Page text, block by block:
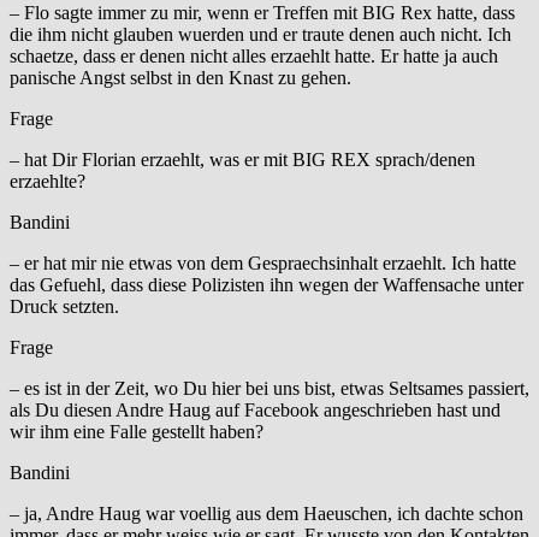
– Flo sagte immer zu mir, wenn er Treffen mit BIG Rex hatte, dass
die ihm nicht glauben wuerden und er traute denen auch nicht. Ich
schaetze, dass er denen nicht alles erzaehlt hatte. Er hatte ja auch
panische Angst selbst in den Knast zu gehen.
Frage
– hat Dir Florian erzaehlt, was er mit BIG REX sprach/denen
erzaehlte?
Bandini
– er hat mir nie etwas von dem Gespraechsinhalt erzaehlt. Ich hatte
das Gefuehl, dass diese Polizisten ihn wegen der Waffensache unter
Druck setzten.
Frage
– es ist in der Zeit, wo Du hier bei uns bist, etwas Seltsames passiert,
als Du diesen Andre Haug auf Facebook angeschrieben hast und
wir ihm eine Falle gestellt haben?
Bandini
– ja, Andre Haug war voellig aus dem Haeuschen, ich dachte schon